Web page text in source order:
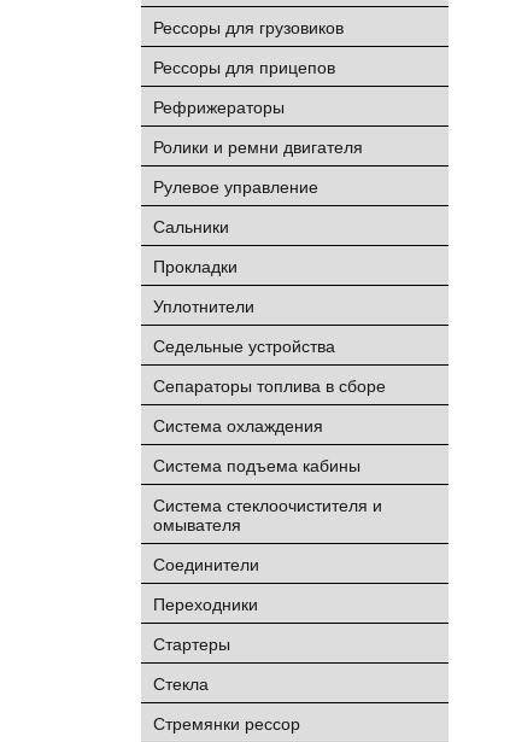
Рессоры для грузовиков
Рессоры для прицепов
Рефрижераторы
Ролики и ремни двигателя
Рулевое управление
Сальники
Прокладки
Уплотнители
Седельные устройства
Сепараторы топлива в сборе
Система охлаждения
Система подъема кабины
Система стеклоочистителя и
омывателя
Соединители
Переходники
Стартеры
Стекла
Стремянки рессор